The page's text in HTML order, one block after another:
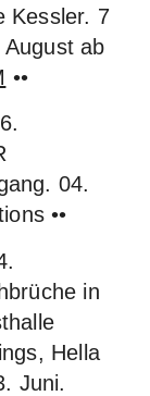
Kessler. 7
ab
••
04.
••
in
Hella
Juni.